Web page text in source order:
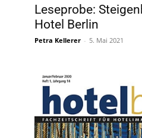
Leseprobe:
Hotel Berlin
Petra Kellerer - 5. Mai 2021